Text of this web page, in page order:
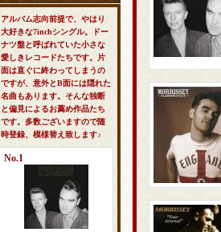
アルバム志向前提で、やはり
大好きな7inchシングル。ドー
ナツ盤と呼ばれていた小さな
愛しきレコードたちです。片
面は直ぐに終わってしまうの
ですが、意外とB面には隠れた
名曲もあります。そんな独断
と偏見によるお薦め作品たち
です。多数ございますので随
時登録、模様替え致します♪
No.1